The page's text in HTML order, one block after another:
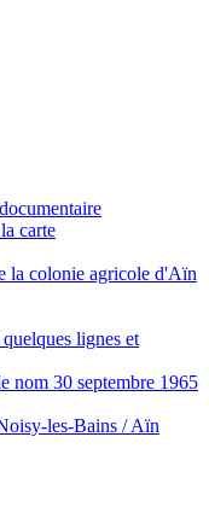
carte
la colonie agricole d'Aïn
lignes et
nom 30 septembre 1965
les-Bains / Aïn